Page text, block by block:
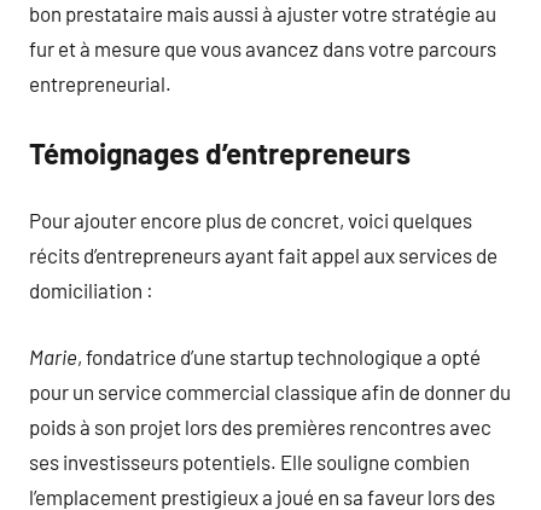
bon prestataire mais aussi à ajuster votre stratégie au
fur et à mesure que vous avancez dans votre parcours
entrepreneurial.
Témoignages d’entrepreneurs
Pour ajouter encore plus de concret, voici quelques
récits d’entrepreneurs ayant fait appel aux services de
domiciliation :
Marie, fondatrice d’une startup technologique a opté
pour un service commercial classique afin de donner du
poids à son projet lors des premières rencontres avec
ses investisseurs potentiels. Elle souligne combien
l’emplacement prestigieux a joué en sa faveur lors des